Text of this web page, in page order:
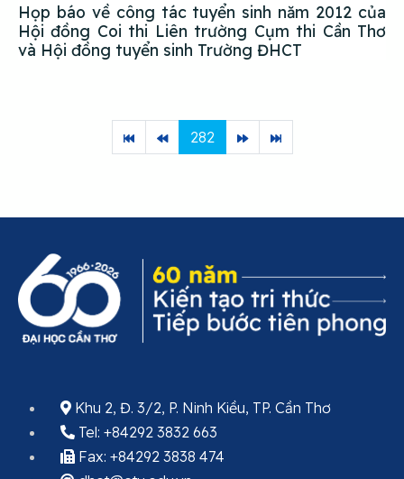
Họp báo về công tác tuyển sinh năm 2012 của
Hội đồng Coi thi Liên trường Cụm thi Cần Thơ
và Hội đồng tuyển sinh Trường ĐHCT
282
Khu 2, Đ. 3/2, P. Ninh Kiều, TP. Cần Thơ
Tel: +84292 3832 663
Fax: +84292 3838 474